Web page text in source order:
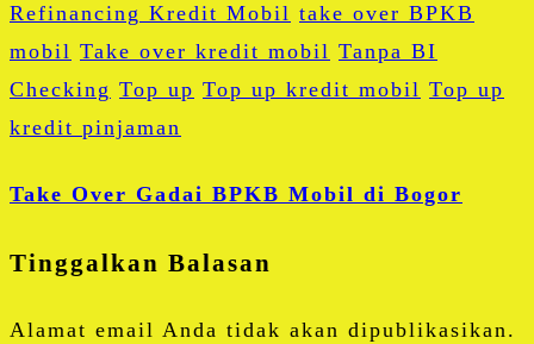
Refinancing Kredit Mobil take over BPKB
mobil Take over kredit mobil Tanpa BI
Checking Top up Top up kredit mobil Top up
kredit pinjaman
Take Over Gadai BPKB Mobil di Bogor
Tinggalkan Balasan
Alamat email Anda tidak akan dipublikasikan.